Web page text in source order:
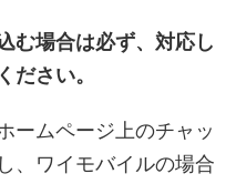
む場合は必ず、対応し
ださい。
ームページ上のチャッ
、ワイモバイルの場合